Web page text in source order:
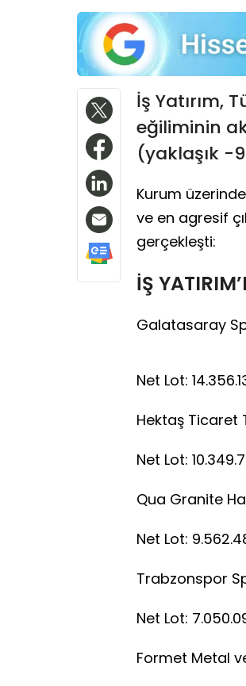
İş Yatırım,
eğiliminin
(yaklaşık -
Kurum
ve en agresif
gerçekleşti:
İŞ
Galatasaray
Net Lot:
Hektaş Ticaret
Net Lot:
Qua Granite
Net Lot:
Trabzonspor
Net Lot:
Formet Metal